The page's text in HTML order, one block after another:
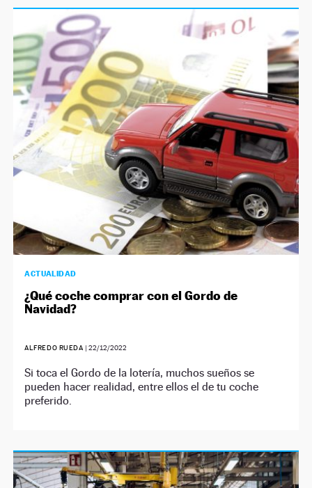
ACTUALIDAD
¿Qué coche comprar con el Gordo de
Navidad?
ALFREDO RUEDA | 22/12/2022
Si toca el Gordo de la lotería, muchos sueños se
pueden hacer realidad, entre ellos el de tu coche
preferido.